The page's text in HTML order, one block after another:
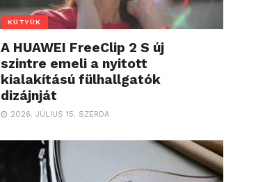
KÜTYÜK
A HUAWEI FreeClip 2 S új
szintre emeli a nyitott
kialakítású fülhallgatók
dizájnját
2026. JÚLIUS 15. SZERDA